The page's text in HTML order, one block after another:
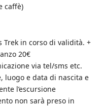
caffè)
Trek in corso di validità. +
20€
via tel/sms etc.
luogo e data di nascita e
l’escursione
non sarà preso in